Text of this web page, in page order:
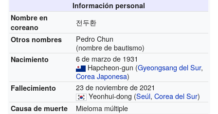
Información personal
Nombre en
coreano
전두환
Otros nombres
Pedro Chun
(nombre de bautismo)
Nacimiento
6 de marzo de 1931
Hapcheon-gun (Gyeongsang del Sur,
Corea Japonesa)
Fallecimiento
23 de noviembre de 2021
Yeonhui-dong (Seúl,Corea del Sur)
Causa de muerte Mieloma múltiple